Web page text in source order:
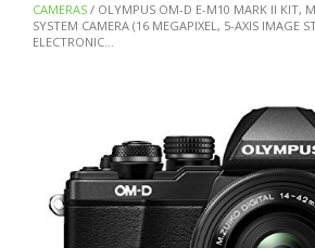
CAMERAS / OLYMPUS OM-D E-M10 MARK II KIT,
SYSTEM CAMERA (16 MEGAPIXEL, 5-AXIS IMAGE
ELECTRONIC…